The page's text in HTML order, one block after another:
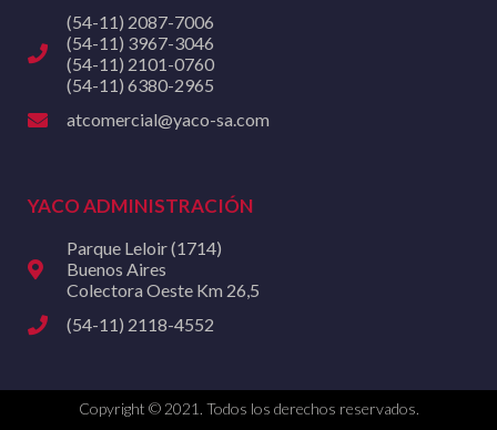
(54-11) 2087-7006
(54-11) 3967-3046
(54-11) 2101-0760
(54-11) 6380-2965
atcomercial@yaco-sa.com
YACO ADMINISTRACIÓN
Parque Leloir (1714)
Buenos Aires
Colectora Oeste Km 26,5
(54-11) 2118-4552
Copyright © 2021. Todos los derechos reservados.